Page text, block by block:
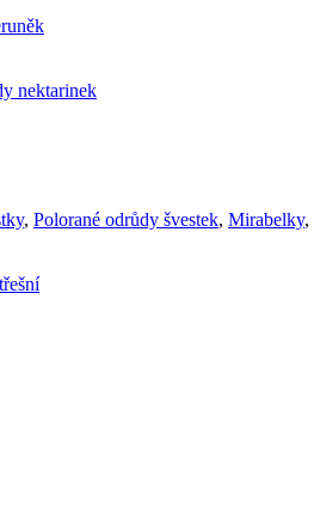
nektarinek
, Polorané odrůdy švestek, Mirabelky,